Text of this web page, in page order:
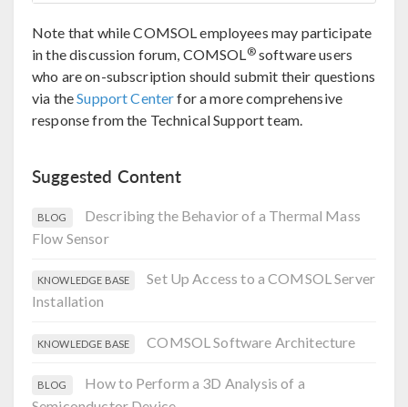
Note that while COMSOL employees may participate
in the discussion forum, COMSOL®software users
who are on-subscription should submit their questions
via theSupport Centerfor a more comprehensive
response from the Technical Support team.
Suggested Content
BLOG
Describing the Behavior of a Thermal Mass
Flow Sensor
KNOWLEDGE BASE
Set Up Access to a COMSOL Server
Installation
KNOWLEDGE BASE COMSOL Software Architecture
BLOG
How to Perform a 3D Analysis of a